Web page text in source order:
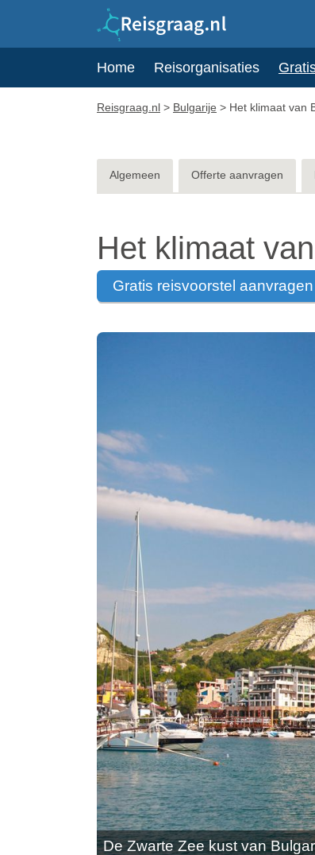
Home Reisorganisaties
Reisgraag.nl > Bulgarije > Het klimaat van
Algemeen Offerte aanvragen
Het klimaat
gratis reisvoorstel aanvragen
De Zwarte Zee kust van